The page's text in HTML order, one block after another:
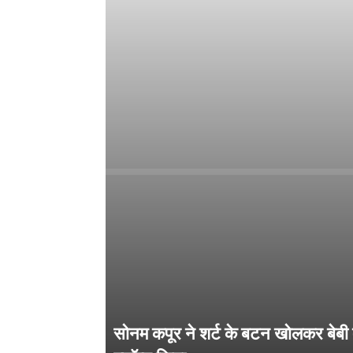
सोनम कपूर ने शर्ट के बटन खोलकर बेबी
Salman Khan की बर्थडे पार्टी में लगा